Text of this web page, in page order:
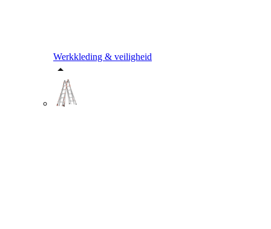
Werkkleding & veiligheid